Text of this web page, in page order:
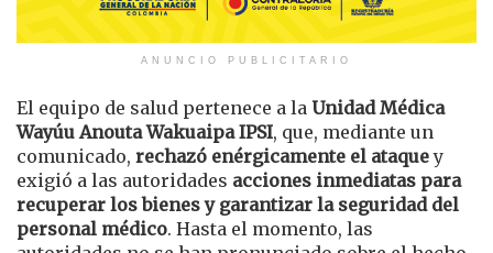
ANUNCIO PUBLICITARIO
El equipo de salud pertenece a la Unidad Médica
Wayúu Anouta Wakuaipa IPSI, que, mediante un
comunicado, rechazó enérgicamente el ataquey
exigió a las autoridades acciones inmediatas para
recuperar los bienes y garantizar la seguridad del
personal médico. Hasta el momento, las